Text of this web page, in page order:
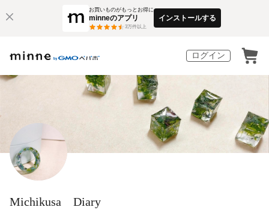
お買いものがもっとお得に
minneのアプリ
3万件以上
インストールする
ログイン
Michikusa Diary